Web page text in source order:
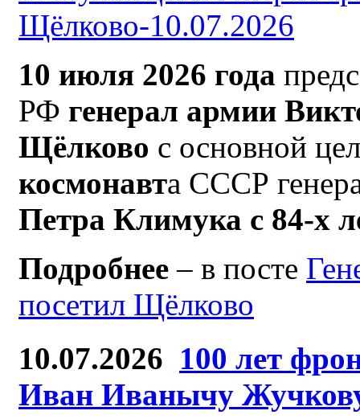
10 июля 2026 года
РФ генерал армии
Щёлково с основной
космонавта СССР
Петра Климука с 84-х
Подробнее – в посте
посетил Щёлково
10.07.2026 100 лет
Иван Иванычу